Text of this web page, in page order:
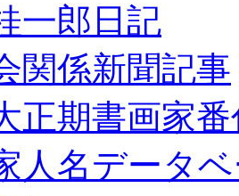
一郎日記
関係新聞記事
正期書画家
人名データ